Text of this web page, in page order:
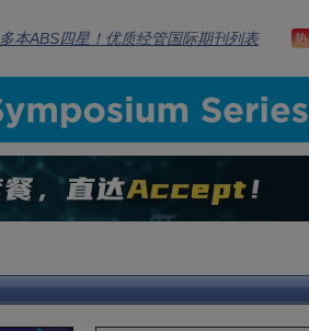
多本ABS四星！优质经管国际期刊列表 热